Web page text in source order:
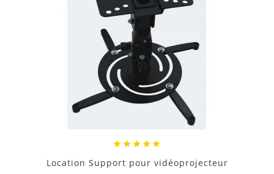
Location Support pour vidéoprojecteur